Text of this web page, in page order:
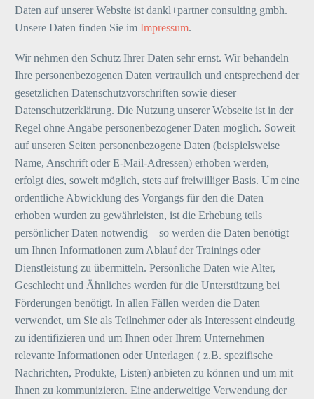
Daten auf unserer Website ist dankl+partner consulting gmbh.
Unsere Daten finden Sie im Impressum.
Wir nehmen den Schutz Ihrer Daten sehr ernst. Wir behandeln
Ihre personenbezogenen Daten vertraulich und entsprechend der
gesetzlichen Datenschutzvorschriften sowie dieser
Datenschutzerklärung. Die Nutzung unserer Webseite ist in der
Regel ohne Angabe personenbezogener Daten möglich. Soweit
auf unseren Seiten personenbezogene Daten (beispielsweise
Name, Anschrift oder E-Mail-Adressen) erhoben werden,
erfolgt dies, soweit möglich, stets auf freiwilliger Basis. Um eine
ordentliche Abwicklung des Vorgangs für den die Daten
erhoben wurden zu gewährleisten, ist die Erhebung teils
persönlicher Daten notwendig – so werden die Daten benötigt
um Ihnen Informationen zum Ablauf der Trainings oder
Dienstleistung zu übermitteln. Persönliche Daten wie Alter,
Geschlecht und Ähnliches werden für die Unterstützung bei
Förderungen benötigt. In allen Fällen werden die Daten
verwendet, um Sie als Teilnehmer oder als Interessent eindeutig
zu identifizieren und um Ihnen oder Ihrem Unternehmen
relevante Informationen oder Unterlagen ( z.B. spezifische
Nachrichten, Produkte, Listen) anbieten zu können und um mit
Ihnen zu kommunizieren. Eine anderweitige Verwendung der